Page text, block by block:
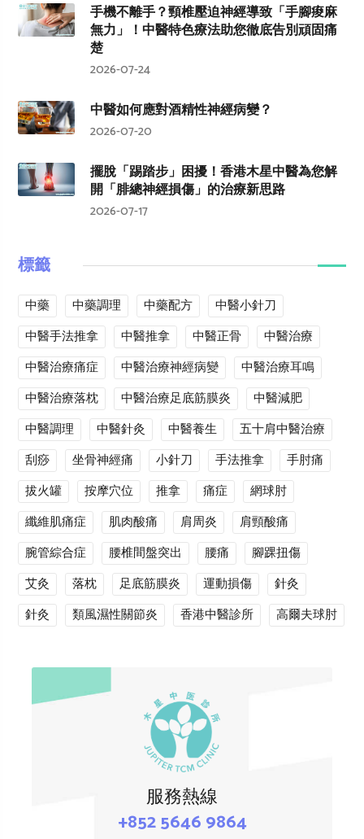
手機不離手？頸椎壓迫神經導致「手腳痠麻
無力」！中醫特色療法助您徹底告別頑固痛
楚
2026-07-24
中醫如何應對酒精性神經病變？
2026-07-20
擺脫「踢踏步」困擾！香港木星中醫為您解
開「腓總神經損傷」的治療新思路
2026-07-17
標籤
中藥 中藥調理 中藥配方
中醫小針刀
中醫手法推拿
中醫推拿 中醫正骨
中醫治療
中醫治療痛症
中醫治療神經病變
中醫治療耳鳴
中醫治療落枕
中醫治療足底筋膜炎
中醫減肥
中醫調理
中醫針灸 中醫養生
五十肩中醫治療
刮痧
坐骨神經痛 小針刀 手法推拿
手肘痛
拔火罐
按摩穴位 推拿 痛症
網球肘
纖維肌痛症
肌肉酸痛 肩周炎
肩頸酸痛
腕管綜合症
腰椎間盤突出 腰痛
腳踝扭傷
艾灸
落枕 足底筋膜炎 運動損傷
針灸
針灸
類風濕性關節炎 香港中醫診所 高爾夫球肘
服務熱線
+852 5646 9864